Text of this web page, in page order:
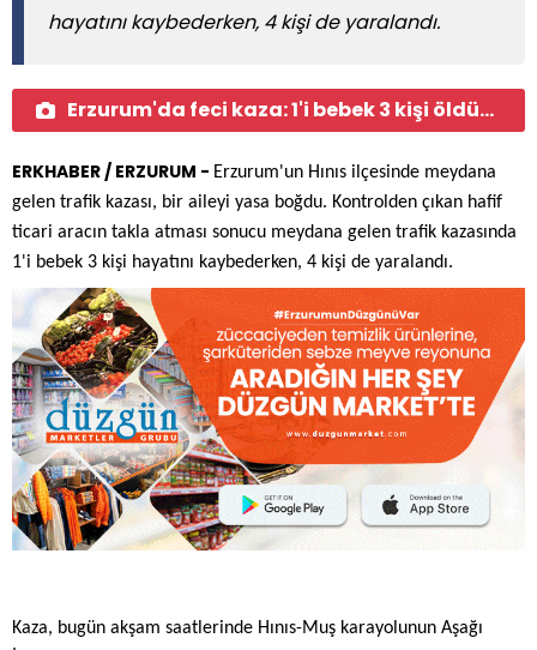
hayatını kaybederken, 4 kişi de yaralandı.
Erzurum'da feci kaza: 1'i bebek 3 kişi öldü...
ERKHABER / ERZURUM - Erzurum'un Hınıs ilçesinde meydana
gelen trafik kazası, bir aileyi yasa boğdu. Kontrolden çıkan hafif
ticari aracın takla atması sonucu meydana gelen trafik kazasında
1'i bebek 3 kişi hayatını kaybederken, 4 kişi de yaralandı.
Kaza, bugün akşam saatlerinde Hınıs-Muş karayolunun Aşağı